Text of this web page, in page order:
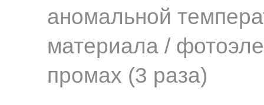
аномальной
материала /
промах (3 раза)